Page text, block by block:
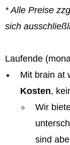
* Alle Preise
sich
Laufende
Mit brain at
Kosten,
Wir
sind